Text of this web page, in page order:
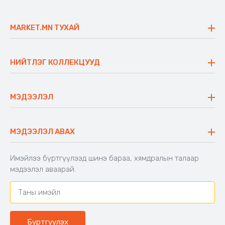
MARKET.MN ТУХАЙ
Үнэт зүйлс
Ажлын байр
Блог
НИЙТЛЭГ КОЛЛЕКЦУУД
Сүүдрэвч
Аяны ширээ
Аяны түшлэгтэй сандал
МЭДЭЭЛЭЛ
Буцаалтын журам
Захиалга шалгах
Хамтран ажиллах
Холбоо барих
МЭДЭЭЛЭЛ АВАХ
Имэйлээ бүртгүүлээд шинэ бараа, хямдралын талаар
мэдээлэл аваарай.
Бүртгүүлэх